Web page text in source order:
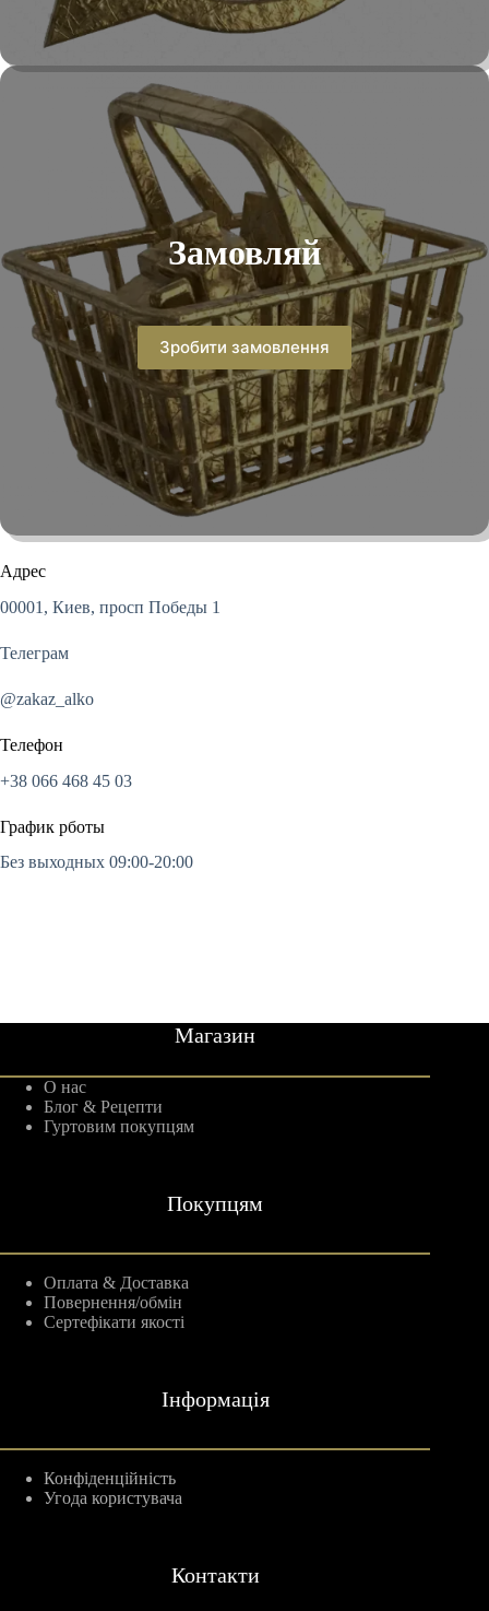
Замовляй
Зробити замовлення
Адрес
00001, Киев, просп Победы 1
Телеграм
@zakaz_alko
Телефон
+38 066 468 45 03
График рботы
Без выходных 09:00-20:00
Магазин
О нас
Блог & Рецепти
Гуртовим покупцям
Покупцям
Оплата & Доставка
Повернення/обмін
Сертефікати якості
Інформація
Конфіденційність
Угода користувача
Контакти